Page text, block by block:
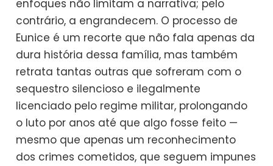
enfoques não limitam a narrativa; pelo
contrário, a engrandecem. O processo de
Eunice é um recorte que não fala apenas da
dura história dessa família, mas também
retrata tantas outras que sofreram com o
sequestro silencioso e ilegalmente
licenciado pelo regime militar, prolongando
o luto por anos até que algo fosse feito —
mesmo que apenas um reconhecimento
dos crimes cometidos, que seguem impunes